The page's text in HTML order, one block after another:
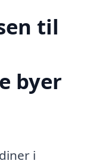
til
byer
i